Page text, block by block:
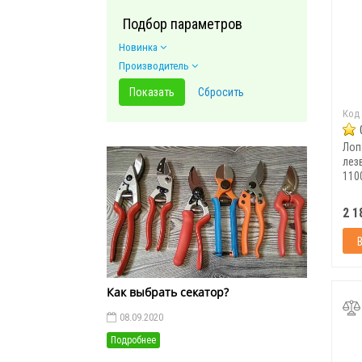
Подбор параметров
Новинка
Производитель
Как выбрать секатор?
08.09.2020
Подробнее
Код
2